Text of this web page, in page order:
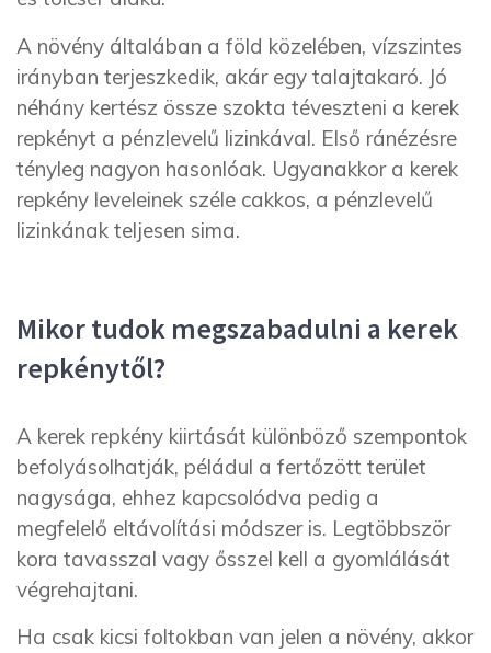
A növény általában a föld közelében, vízszintes
irányban terjeszkedik, akár egy talajtakaró. Jó
néhány kertész össze szokta téveszteni a kerek
repkényt a pénzlevelű lizinkával. Első ránézésre
tényleg nagyon hasonlóak. Ugyanakkor a kerek
repkény leveleinek széle cakkos, a pénzlevelű
lizinkának teljesen sima.
Mikor tudok megszabadulni a kerek
repkénytől?
A kerek repkény kiirtását különböző szempontok
befolyásolhatják, péládul a fertőzött terület
nagysága, ehhez kapcsolódva pedig a
megfelelő eltávolítási módszer is. Legtöbbször
kora tavasszal vagy ősszel kell a gyomlálását
végrehajtani.
Ha csak kicsi foltokban van jelen a növény, akkor